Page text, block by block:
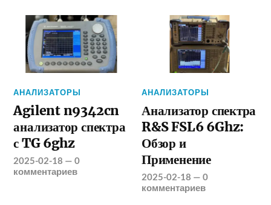
АНАЛИЗАТОРЫ
Agilent n9342cn
анализатор спектра
с TG 6ghz
2025-02-18 —0
комментариев
АНАЛИЗАТОРЫ
Анализатор спектра
R&S FSL6 6Ghz:
Обзор и
Применение
2025-02-18 —0
комментариев